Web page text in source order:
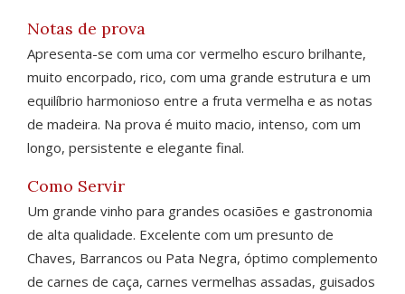
Notas de prova
Apresenta-se com uma cor vermelho escuro brilhante,
muito encorpado, rico, com uma grande estrutura e um
equilíbrio harmonioso entre a fruta vermelha e as notas
de madeira. Na prova é muito macio, intenso, com um
longo, persistente e elegante final.
Como Servir
Um grande vinho para grandes ocasiões e gastronomia
de alta qualidade. Excelente com um presunto de
Chaves, Barrancos ou Pata Negra, óptimo complemento
de carnes de caça, carnes vermelhas assadas, guisados